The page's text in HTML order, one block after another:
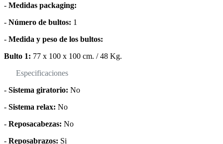
- Medidas packaging:
- Número de bultos: 1
- Medida y peso de los bultos:
Bulto 1: 77 x 100 x 100 cm. / 48 Kg.
Especificaciones
- Sistema giratorio: No
- Sistema relax: No
- Reposacabezas: No
- Reposabrazos: Si